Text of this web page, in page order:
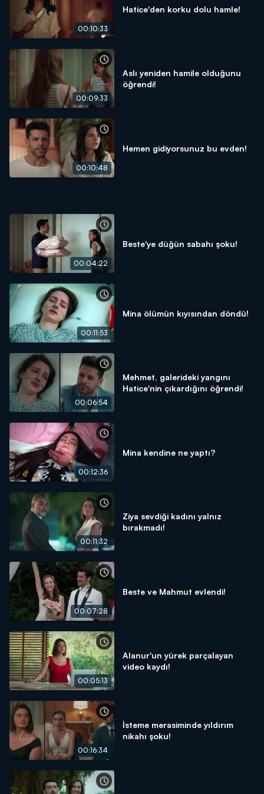
00:10:33
Hatice'den korku dolu hamle!
00:09:33
Aslı yeniden hamile olduğunu
öğrendi!
00:10:48
Hemen gidiyorsunuz bu evden!
00:04:22
Beste'ye düğün sabahı şoku!
00:11:53
Mina ölümün kıyısından döndü!
00:06:54
Mehmet, galerideki yangını
Hatice'nin çıkardığını öğrendi!
00:12:36
Mina kendine ne yaptı?
00:11:32
Ziya sevdiği kadını yalnız
bırakmadı!
00:07:28
Beste ve Mahmut evlendi!
00:05:13
Alanur'un yürek parçalayan
video kaydı!
00:16:34
İsteme merasiminde yıldırım
nikahı şoku!